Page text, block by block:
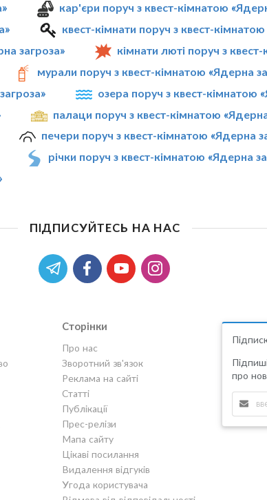
кар'єри поруч з квест-кімнатою
квест-кімнати поруч з квест-
загроза»
кімнати люті поруч з
мурали поруч з квест-кімнатою «Ядерна
озера поруч з квест-кімнатою
палаци поруч з квест-кімнатою
печери поруч з квест-кімнатою «Ядерна
річки поруч з квест-кімнатою «Ядерна
ПІДПИСУЙТЕСЬ НА НАС
Сторінки
Про нас
Зворотний зв'язок
Реклама на сайті
Статті
Публікації
Прес-релізи
Мапа сайту
Цікаві посилання
Видалення відгуків
Угода користувача
про